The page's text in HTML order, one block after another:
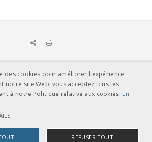
PUBLICS
de l’UTP
des cookies pour améliorer l'expérience
notre site Web, vous acceptez tous les
à notre Politique relative aux cookies. En
REFUSER TOUT